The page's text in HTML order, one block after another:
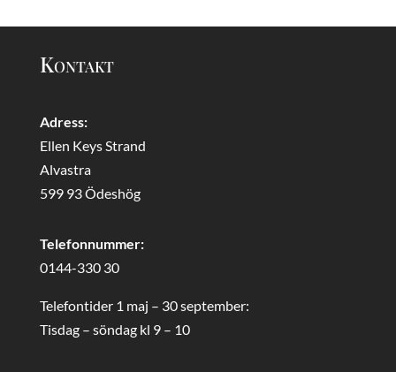
Kontakt
Adress:
Ellen Keys Strand
Alvastra
599 93 Ödeshög
Telefonnummer:
0144-330 30
Telefontider 1 maj – 30 september:
Tisdag – söndag kl 9 – 10